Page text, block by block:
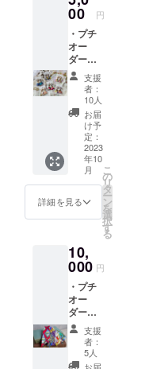
３.5cm
・素材
は亜鉛
合金素
材＋金
色メッ
キ） プ
チアフ
リカ布
とLロゴ
チャー
ム、
ハート
と星の
プチ
すよ！
プチア
フリカ
布は20
種類以
上の
Woodin
を使用
しまし
た。 布
00 円
・プチ
オー
ダーで
作る
「アフ
リカ布
ピアス/
イヤリ
ング」
→30種
類以上
のカボ
ショ
ン・
布・ピ
アスor
ング、
をお選
びいた
だけま
す！
（画像
は一例
す！）
ご注文
支援
者：
10人
お届
け予
定：
2023
年10
月
詳細を見る
こ
の
リ
タ
ー
ン
を
選
択
す
る
10,
000 円
・プチ
オー
ダーで
作る
「アフ
リカ布
スカー
支援
者：
5人
お届